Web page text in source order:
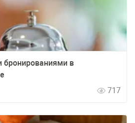
бронированиями в
717